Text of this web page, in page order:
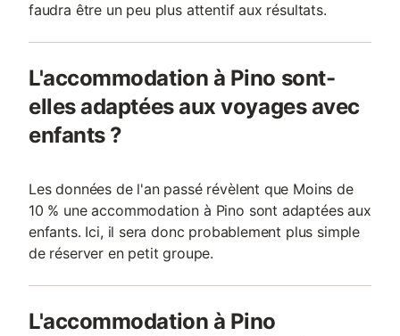
faudra être un peu plus attentif aux résultats.
L'accommodation à Pino sont-
elles adaptées aux voyages avec
enfants ?
Les données de l'an passé révèlent que Moins de
10 % une accommodation à Pino sont adaptées aux
enfants. Ici, il sera donc probablement plus simple
de réserver en petit groupe.
L'accommodation à Pino